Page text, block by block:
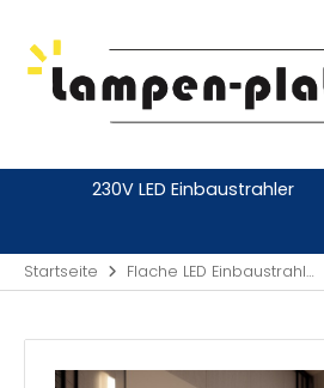
230V LED Einbaustrahler
Startseite Flache LED Einbaustrahler 230V